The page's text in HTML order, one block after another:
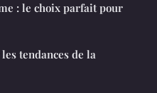
: le choix parfait pour
tendances de la